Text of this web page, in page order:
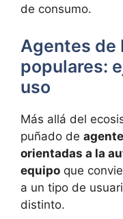
de consumo.
Agentes de
populares:
uso
Más allá del
puñado de
orientadas a la
equipo que
a un tipo de
distinto.